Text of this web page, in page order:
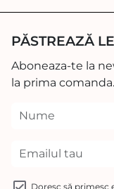
PĂSTREAZĂ
Aboneaza-te la
la prima comanda.
Doresc să primesc